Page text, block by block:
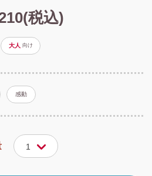
税込)
大人 向け
感動
1